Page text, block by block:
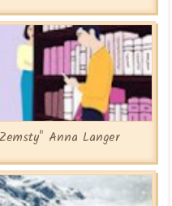
Anna Langer